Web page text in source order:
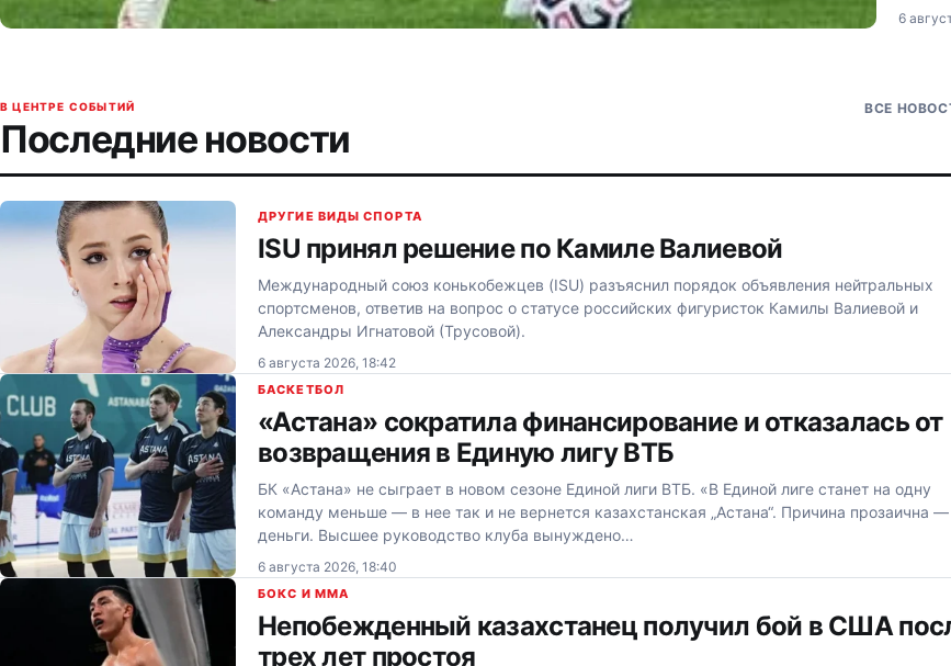
Лос-
6
В ЦЕНТРЕ СОБЫТИЙ
Последние новости
ВСЕ
ДРУГИЕ ВИДЫ СПОРТА
ISU принял решение по Камиле Валиевой
Международный союз конькобежцев (ISU) разъяснил порядок объявления нейтральных
спортсменов, ответив на вопрос о статусе российских фигуристок Камилы Валиевой и
Александры Игнатовой (Трусовой).
6 августа 2026, 18:42
БАСКЕТБОЛ
«Астана» сократила финансирование и отказалась от
возвращения в Единую лигу ВТБ
БК «Астана» не сыграет в новом сезоне Единой лиги ВТБ. «В Единой лиге станет на одну
команду меньше — в нее так и не вернется казахстанская „Астана“. Причина прозаична —
деньги. Высшее руководство клуба вынуждено…
6 августа 2026, 18:40
БОКС И MMA
Непобежденный казахстанец получил бой в США
трех лет простоя